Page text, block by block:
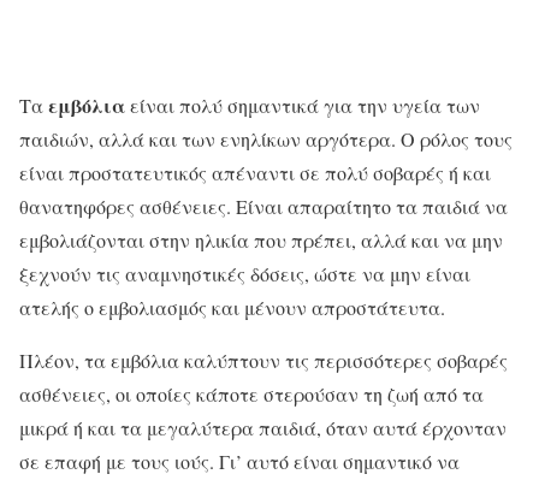
Ταεμβόλιαείναι πολύ σημαντικά για την υγεία των
παιδιών, αλλά και των ενηλίκων αργότερα. Ο ρόλος τους
είναι προστατευτικός απέναντι σε πολύ σοβαρές ή και
θανατηφόρες ασθένειες. Είναι απαραίτητο τα παιδιά να
εμβολιάζονται στην ηλικία που πρέπει, αλλά και να μην
ξεχνούν τις αναμνηστικές δόσεις, ώστε να μην είναι
ατελής ο εμβολιασμός και μένουν απροστάτευτα.
Πλέον, τα εμβόλια καλύπτουν τις περισσότερες σοβαρές
ασθένειες, οι οποίες κάποτε στερούσαν τη ζωή από τα
μικρά ή και τα μεγαλύτερα παιδιά, όταν αυτά έρχονταν
σε επαφή με τους ιούς. Γι’ αυτό είναι σημαντικό να